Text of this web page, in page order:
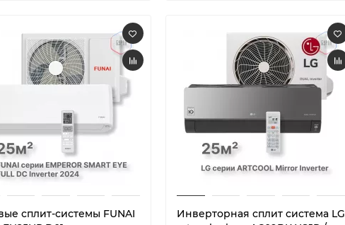
сплит-системы FUNAI
Инверторная сплит система LG